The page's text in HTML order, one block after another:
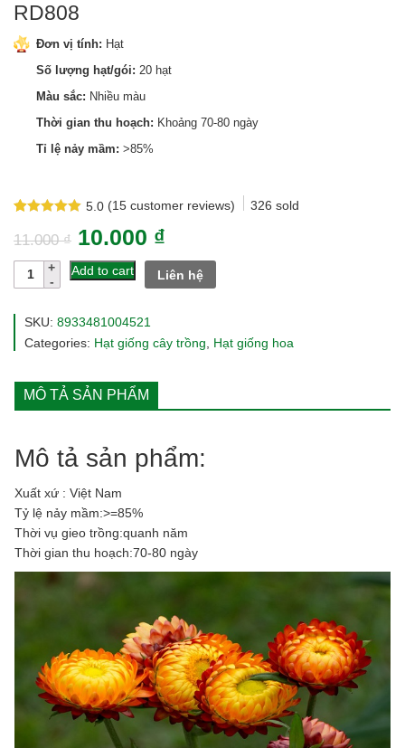
RD808
Đơn vị tính: Hạt
Số lượng hạt/gói: 20 hạt
Màu sắc: Nhiều màu
Thời gian thu hoạch: Khoảng 70-80 ngày
Tỉ lệ nảy mầm: >85%
5.0
out of 5
customer
ratings
(15customer reviews) 326 sold
11.000₫ 10.000 ₫
Hạt
bất
nhiều
rd808
quantity
Add to cart Liên hệ
SKU: 8933481004521
Categories: Hạt giống cây trồng, Hạt giống hoa
MÔ TẢ SẢN PHẨM
Mô tả sản phẩm:
Xuất xứ : Việt Nam
Tỷ lệ nảy mầm:>=85%
Thời vụ gieo trồng:quanh năm
Thời gian thu hoạch:70-80 ngày